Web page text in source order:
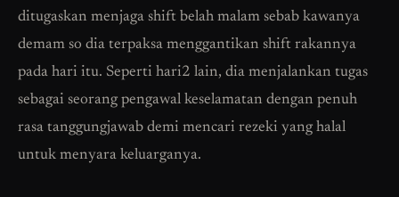
ditugaskan menjaga shift belah malam sebab kawanya
demam so dia terpaksa menggantikan shift rakannya
pada hari itu. Seperti hari2 lain, dia menjalankan tugas
sebagai seorang pengawal keselamatan dengan penuh
rasa tanggungjawab demi mencari rezeki yang halal
untuk menyara keluarganya.